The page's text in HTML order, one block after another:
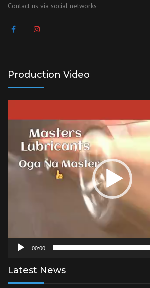
Contact us via social networks
Production Video
00:00
Latest News